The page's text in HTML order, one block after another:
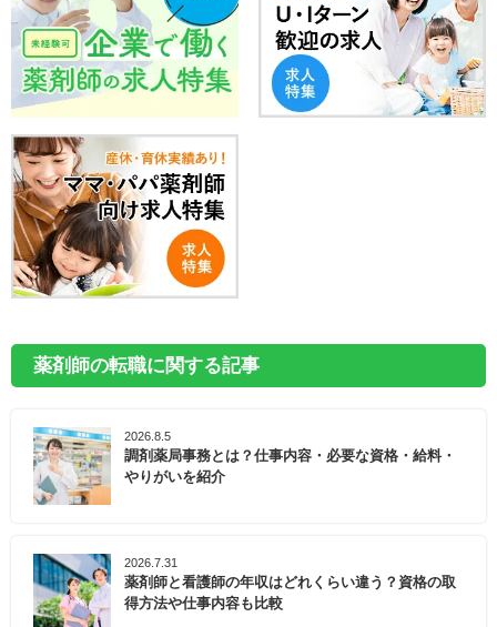
薬剤師の転職に関する記事
2026.8.5
調剤薬局事務とは？仕事内容・必要な資格・給料・
やりがいを紹介
2026.7.31
薬剤師と看護師の年収はどれくらい違う？資格の取
得方法や仕事内容も比較